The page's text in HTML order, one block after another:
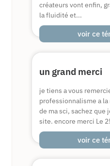
créateurs vont enfin,
la fluidité et...
voir ce
un grand merci
je tiens a vous
professionnalisme a
de ma sci, sachez que
site. encore merci Le
voir ce